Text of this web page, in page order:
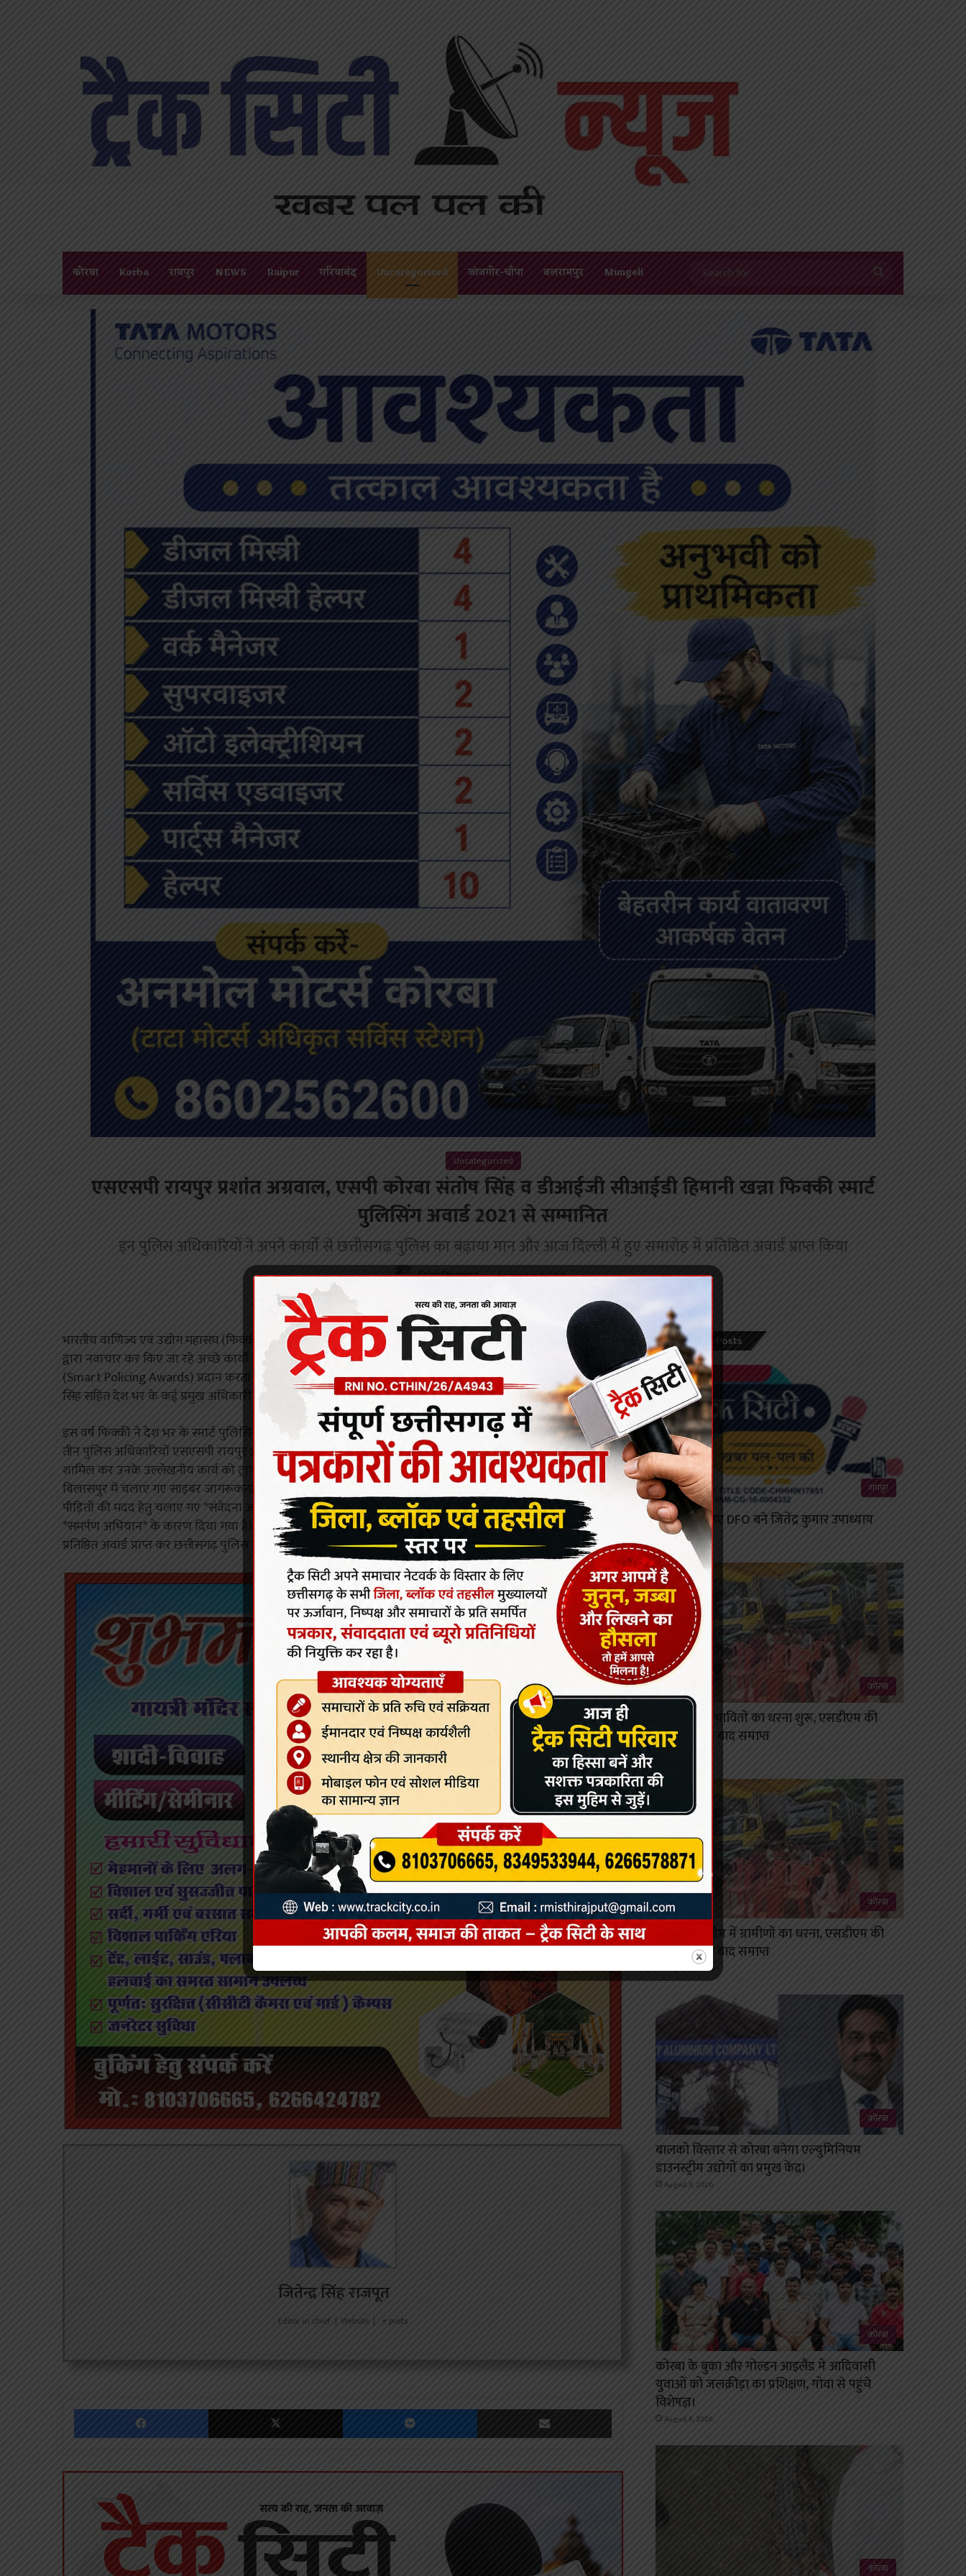
कोरबा Korba रायपुर NEWS Raipur गरियाबंद Uncategorized जांजगीर-चाँपा बलरामपुर Mungeli
for
Uncategorized
एसएसपी रायपुर प्रशांत अग्रवाल, एसपी कोरबा संतोष सिंह व डीआईजी सीआईडी हिमानी खन्ना फिक्की स्मार्ट
पुलिसिंग अवार्ड 2021 से सम्मानित
इन पुलिस अधिकारियों ने अपने कार्यों से छत्तीसगढ़ पुलिस का बढ़ाया मान और आज दिल्ली में हुए समारोह में प्रतिष्ठित अवार्ड प्राप्त किया
जितेन्द्र सिंह राजपूत September 2, 2022
भारतीय वाणिज्य एवं उद्योग महासंघ (फिक्की)) पिछले कई वर्षों से देश के विभिन्न राज्यों की पुलिस एवं केंद्रीय पुलिस संगठनों
द्वारा नवाचार कर किए जा रहे अच्छे कार्यों के लिए कुछ चुने हुए पुलिस अधिकारियों को प्रतिवर्ष स्मार्ट पुलिसिंग अवॉर्ड्स
(Smart Policing Awards) प्रदान करता है। पूर्व केंद्रीय गृह सचिव जीके पिल्लई और बीएसएफ व यूपी के पूर्व डीजीपी प्रकाश
सिंह सहित देश भर के कई प्रमुख अधिकारी ज्यूरी में शामिल थे।
इस वर्ष फिक्की ने देश भर के स्मार्ट पुलिसिंग के चुने कुल 29 श्रेष्ठ कार्यप्रणालियों/पुलिस अधिकारियों में छत्तीसगढ़ पुलिस के
तीन पुलिस अधिकारियों एसएसपी रायपुर प्रशांत अग्रवाल, एसपी कोरबा संतोष सिंह व डीआईजी सीआईडी हिमानी खन्ना को
शामिल कर उनके उल्लेखनीय कार्य को ट्राफी और सर्टिफिकेट देकर दिल्ली में आज सम्मानित किया। प्रशांत अग्रवाल को उनके
बिलासपुर में चलाए गए साइबर जागरूकता हेतु *साइबर मितान अभियान*, संतोष सिंह को रायगढ़ पदस्थापना के दौरान बाढ़
पीड़ितों की मदद हेतु चलाए गए *संवेदना अभियान* और हिमानी खन्ना को वृद्धजन सुरक्षा हेतु पुलिस मुख्यालय द्वारा चलाए गए
*समर्पण अभियान* के कारण दिया गया है। इन पुलिस अधिकारियों ने दिल्ली में हुए समारोह में अपने प्रशंसनीय कार्यों से यह
प्रतिष्ठित अवार्ड प्राप्त कर छत्तीसगढ़ पुलिस का मान बढ़ाया हैं।
जितेन्द्र सिंह राजपूत
Editor in chief | Website | + posts
Facebook X Messenger Share via Email
Recent Posts
रायपुर
कटघोरा के नए DFO बने जितेंद्र कुमार उपाध्याय
August 8, 2026
कोरबा
राखड़ बांध प्रभावितों का धरना शुरू, एसडीएम की
समझाइश के बाद समाप्त
कोरबा
गोढ़ी राखड़ डैम में ग्रामीणों का धरना, एसडीएम की
समझाइश के बाद समाप्त
August 8, 2026
कोरबा
बालको विस्तार से कोरबा बनेगा एल्युमिनियम
डाउनस्ट्रीम उद्योगों का प्रमुख केंद्र।
August 8, 2026
कोरबा
कोरबा के बुका और गोल्डन आइलैंड में आदिवासी
युवाओं को जलक्रीड़ा का प्रशिक्षण, गोवा से पहुंचे
विशेषज्ञ।
August 8, 2026
कोरबा